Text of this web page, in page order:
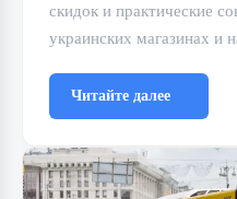
скидок и практические
украинских магазинах и
Читайте далее